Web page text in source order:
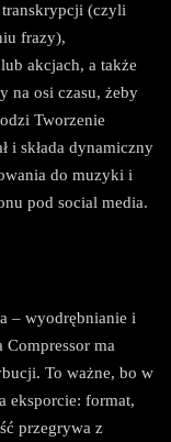
(czyli
frazy),
akcjach, a także
na osi czasu, żeby
Tworzenie
i składa dynamiczny
do muzyki i
pod social media.
– wyodrębnianie i
Compressor ma
To ważne, bo w
eksporcie: format,
przegrywa z